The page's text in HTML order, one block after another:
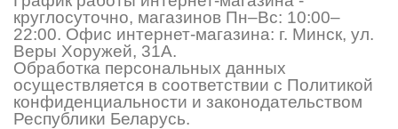
круглосуточно, магазинов Пн–Вс: 10:00–
22:00. Офис интернет-магазина: г. Минск, ул.
Веры Хоружей, 31А.
Обработка персональных данных
осуществляется в соответствии с Политикой
конфиденциальности и законодательством
Республики Беларусь.